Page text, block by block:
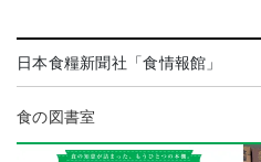
日本食糧新聞社「食情報館」
食の図書室